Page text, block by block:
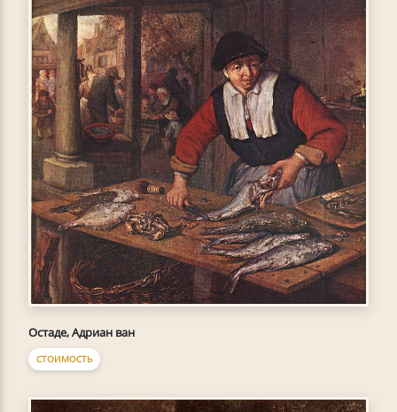
Остаде, Адриан ван
СТОИМОСТЬ